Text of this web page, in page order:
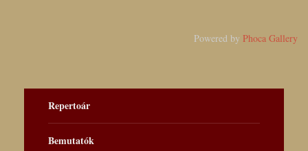
Powered by Phoca Gallery
Repertoár
Bemutatók